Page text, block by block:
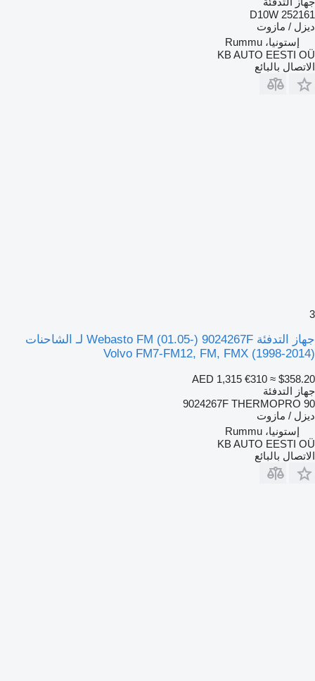
252161 D10W
ديزل / مازوت
إستونيا، Rummu
KB AUTO EESTI OÜ
الاتصال بالبائع
3
جهاز التدفئة Webasto FM (01.05-) 9024267F لـ الشاحنات
Volvo FM7-FM12, FM, FMX (1998-2014)
AED 1,315 €310 ≈ $358.20
جهاز التدفئة
9024267F THERMOPRO 90
ديزل / مازوت
إستونيا، Rummu
KB AUTO EESTI OÜ
الاتصال بالبائع